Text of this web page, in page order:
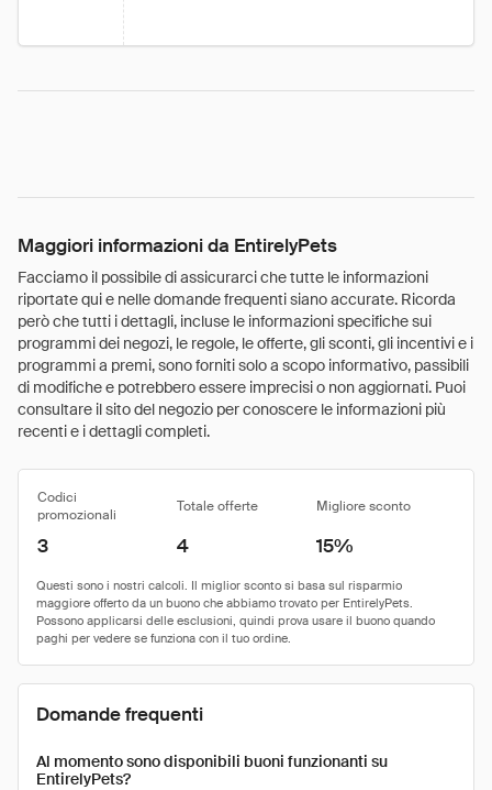
Maggiori informazioni da EntirelyPets
Facciamo il possibile di assicurarci che tutte le informazioni
riportate qui e nelle domande frequenti siano accurate. Ricorda
però che tutti i dettagli, incluse le informazioni specifiche sui
programmi dei negozi, le regole, le offerte, gli sconti, gli incentivi e i
programmi a premi, sono forniti solo a scopo informativo, passibili
di modifiche e potrebbero essere imprecisi o non aggiornati. Puoi
consultare il sito del negozio per conoscere le informazioni più
recenti e i dettagli completi.
Codici
promozionali
Totale offerte Migliore sconto
3 4 15%
Domande frequenti
Al momento sono disponibili buoni funzionanti su
EntirelyPets?